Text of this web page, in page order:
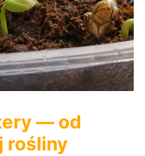
— od
rośliny